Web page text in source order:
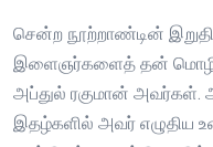
சென்ற நூற்றாண்டின்
இளைஞர்களைத் தன்
அப்துல் ரகுமான் அவர்கள்.
இதழ்களில் அவர் எழுதிய